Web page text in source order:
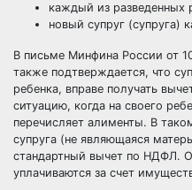
каждый из разведенных
новый супруг (супруга)
В письме Минфина России от
также подтверждается, что
ребенка, вправе получать
ситуацию, когда на своего
перечисляет алименты. В
супруга (не являющаяся
стандартный вычет по НДФЛ.
уплачиваются за счет